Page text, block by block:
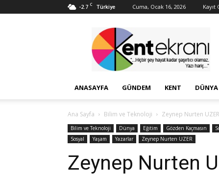
-2.7 C Türkiye Cuma, Ocak 16, 2026 Kayıt
Ekranı
ANASAYFA GÜNDEM KENT DÜNYA
Ana Sayfa Bilim ve Teknoloji Zeynep Nurten
Bilim ve Teknoloji Dünya Eğitim Gözden Kaçmasın
Sosyal
Yaşam Yazarlar Zeynep Nurten UZER
Zeynep Nurten